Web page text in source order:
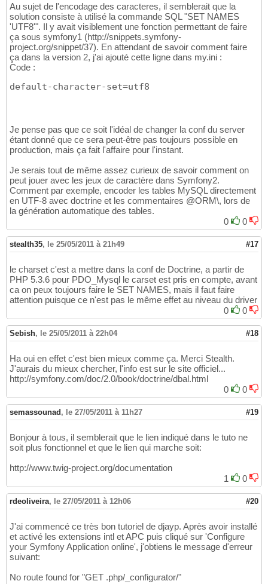
Au sujet de l'encodage des caracteres, il semblerait que la
solution consiste à utilisé la commande SQL "SET NAMES
'UTF8'". Il y avait visiblement une fonction permettant de faire
ça sous symfony1 (http://snippets.symfony-
project.org/snippet/37). En attendant de savoir comment faire
ça dans la version 2, j'ai ajouté cette ligne dans my.ini :
Code :
default-character-set=utf8
Je pense pas que ce soit l'idéal de changer la conf du server
étant donné que ce sera peut-être pas toujours possible en
production, mais ça fait l'affaire pour l'instant.
Je serais tout de même assez curieux de savoir comment on
peut jouer avec les jeux de caractère dans Symfony2.
Comment par exemple, encoder les tables MySQL directement
en UTF-8 avec doctrine et les commentaires @ORM\, lors de
la génération automatique des tables.
0
0
stealth35, le 25/05/2011 à 21h49 #17
le charset c'est a mettre dans la conf de Doctrine, a partir de
PHP 5.3.6 pour PDO_Mysql le carset est pris en compte, avant
ca on peux toujours faire le SET NAMES, mais il faut faire
attention puisque ce n'est pas le même effet au niveau du driver
0
0
Sebish, le 25/05/2011 à 22h04 #18
Ha oui en effet c'est bien mieux comme ça. Merci Stealth.
J'aurais du mieux chercher, l'info est sur le site officiel...
http://symfony.com/doc/2.0/book/doctrine/dbal.html
0
0
semassounad , le 27/05/2011 à 11h27 #19
Bonjour à tous, il semblerait que le lien indiqué dans le tuto ne
soit plus fonctionnel et que le lien qui marche soit:
http://www.twig-project.org/documentation
1
0
rdeoliveira, le 27/05/2011 à 12h06 #20
J'ai commencé ce très bon tutoriel de djayp. Après avoir installé
et activé les extensions intl et APC puis cliqué sur 'Configure
your Symfony Application online', j'obtiens le message d'erreur
suivant:
No route found for "GET .php/_configurator/"